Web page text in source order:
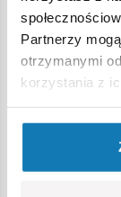
Partnerzy
otrzymanymi
korzystania z
małe części,
(ryzyko
celach
kolorów i